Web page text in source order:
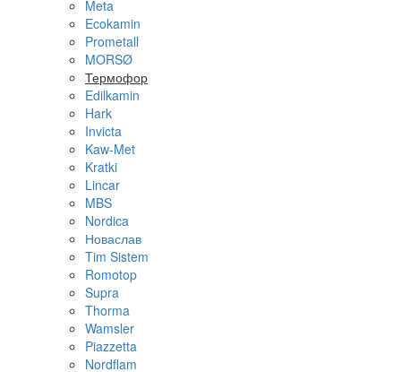
Meta
Ecokamin
Prometall
MORSØ
Термофор
Edilkamin
Hark
Invicta
Kaw-Met
Kratki
Lincar
MBS
Nordica
Новаслав
Tim Sistem
Romotop
Supra
Thorma
Wamsler
Piazzetta
Nordflam